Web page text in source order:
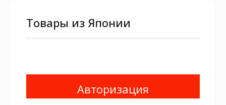
Товары из Японии
Авторизация